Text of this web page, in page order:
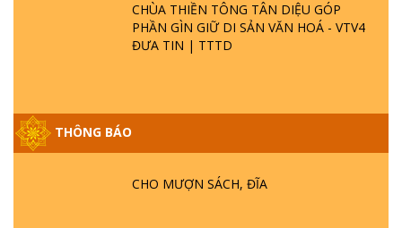
CHÙA THIỀN TÔNG TÂN DIỆU GÓP
PHẦN GÌN GIỮ DI SẢN VĂN HOÁ - VTV4
ĐƯA TIN | TTTD
THÔNG BÁO
CHO MƯỢN SÁCH, ĐĨA
HỘI GÌ? TỬ VÌ ĐẠO